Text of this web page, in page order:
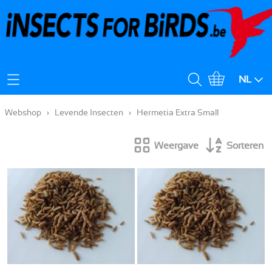
Mijn Account
Verzendingskost
NL
Webshop › Levende Insecten › Hermetia Extra Small
Weergave Sorteren